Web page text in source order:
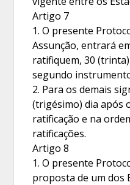
Artigo 7
1. O presente
Assunção, entrará
ratifiquem, 30
segundo
2. Para os demais
(trigésimo) dia após
ratificação e na
ratificações.
Artigo 8
1. O presente
proposta de um dos